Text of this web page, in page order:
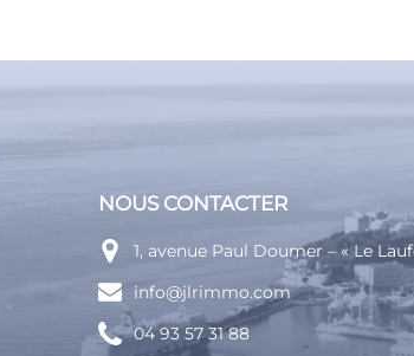
NOUS CONTACTER
1, avenue Paul Doumer – « Le
info@jlrimmo.com
04 93 57 31 88